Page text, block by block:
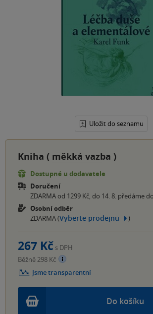
Uložit do seznamu
Kniha ( měkká vazba )
Dostupné u dodavatele
Doručení
ZDARMA od 1299 Kč, do 14. 8. předáme
Osobní odběr
ZDARMA (Vyberte prodejnu )
Do košíku
267 Kč s DPH
Běžně 298 Kč
Jsme transparentní